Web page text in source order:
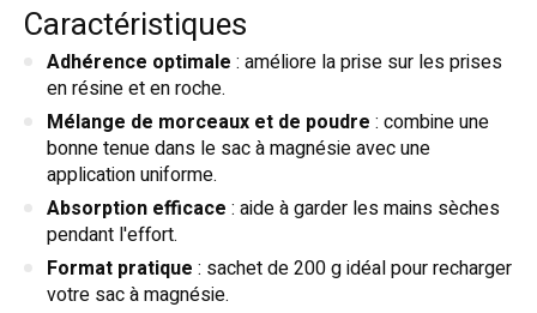
Caractéristiques
Adhérence optimale : améliore la prise sur les prises
en résine et en roche.
Mélange de morceaux et de poudre : combine une
bonne tenue dans le sac à magnésie avec une
application uniforme.
Absorption efficace : aide à garder les mains sèches
pendant l'effort.
Format pratique : sachet de 200 g idéal pour recharger
votre sac à magnésie.